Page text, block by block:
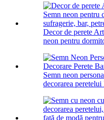
Decor de perete
neon pentru
Semn neon
decorarea